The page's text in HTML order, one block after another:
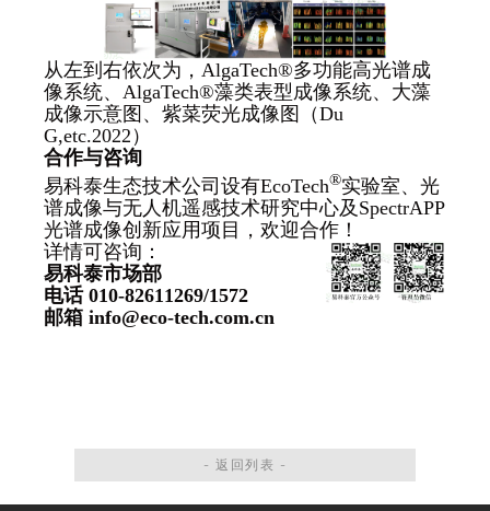
从左到右依次为，AlgaTech®多功能高光谱成
像系统、AlgaTech®藻类表型成像系统、大藻
成像示意图、紫菜荧光成像图（Du
G,etc.2022）
合作与咨询
易科泰生态技术公司设有EcoTech®实验室、光
谱成像与无人机遥感技术研究中心及SpectrAPP
光谱成像创新应用项目，欢迎合作！
详情可咨询：
易科泰市场部
电话010-82611269/1572
邮箱info@eco-tech.com.cn
- 返回列表 -